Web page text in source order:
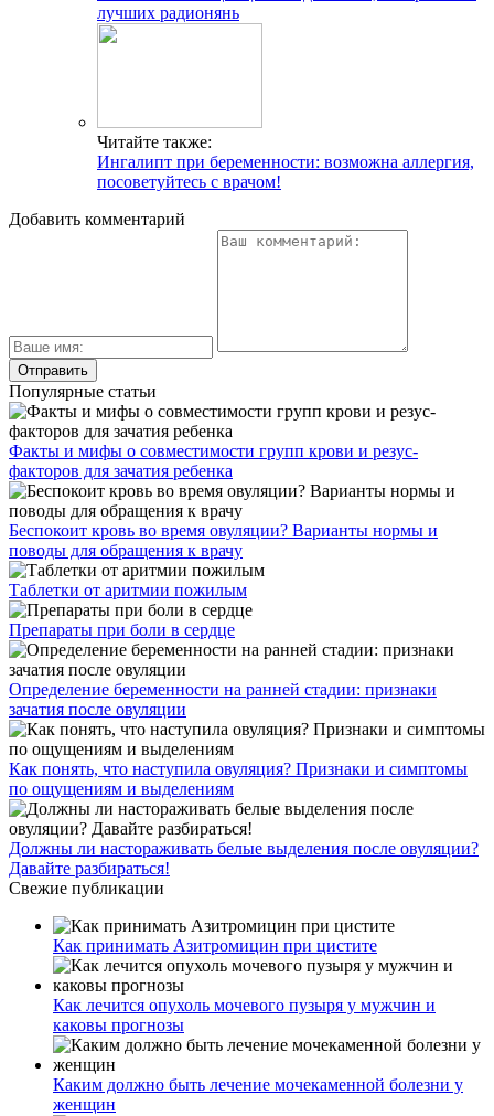
лучших радионянь
Читайте также:
Ингалипт при беременности: возможна аллергия,
посоветуйтесь с врачом!
Добавить комментарий
Популярные статьи
Факты и мифы о совместимости групп крови и резус-
факторов для зачатия ребенка
Беспокоит кровь во время овуляции? Варианты нормы и
поводы для обращения к врачу
Таблетки от аритмии пожилым
Препараты при боли в сердце
Определение беременности на ранней стадии: признаки
зачатия после овуляции
Как понять, что наступила овуляция? Признаки и симптомы
по ощущениям и выделениям
Должны ли настораживать белые выделения после овуляции?
Давайте разбираться!
Свежие публикации
Как принимать Азитромицин при цистите
Как лечится опухоль мочевого пузыря у мужчин и
каковы прогнозы
Каким должно быть лечение мочекаменной болезни у
женщин